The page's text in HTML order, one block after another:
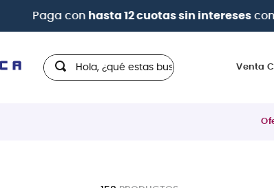
Paga conhasta 12 cuotas sin interesescon
Hola, ¿qué estas buscando?
Venta